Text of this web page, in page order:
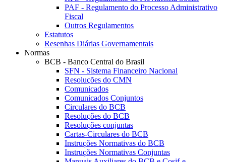
PAF - Regulamento do Processo Administrativo
Fiscal
Outros Regulamentos
Estatutos
Resenhas Diárias Governamentais
Normas
BCB - Banco Central do Brasil
SFN - Sistema Financeiro Nacional
Resoluções do CMN
Comunicados
Comunicados Conjuntos
Circulares do BCB
Resoluções do BCB
Resoluções conjuntas
Cartas-Circulares do BCB
Instruções Normativas do BCB
Instruções Normativas Conjuntas